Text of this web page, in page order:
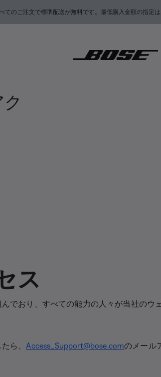
てのご注文で標準配送が無料です。最低購入金額の指定は
ス
でおり、すべての能力の人々が当社のウェ
たら、Access_Support@bose.comのメール